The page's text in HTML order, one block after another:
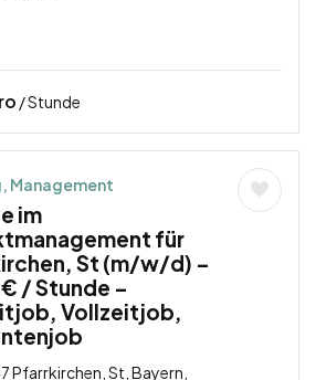
/ Stunde
Management
im
für
St (m/w/d) –
/ Stunde –
Vollzeitjob,
Pfarrkirchen, St, Bayern,